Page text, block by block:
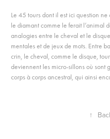
Le 45 tours dont il est ici question
le diamant comme le ferait l’animal
analogies entre le cheval et le
mentales et de jeux de mots. Entre
crin, le cheval, comme le disque,
deviennent les micro-sillons où sont
corps à corps ancestral, qui ainsi
↑